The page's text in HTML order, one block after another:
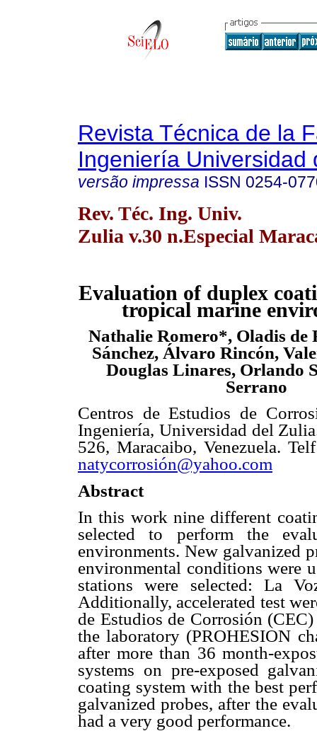
Revista Técnica de la
Ingeniería Universidad
versão impressa ISSN 0254-
Rev. Téc. Ing. Univ.
Zulia v.30 n.Especial
Evaluation of duplex
tropical marine
Nathalie Romero*, Oladis de
Sánchez, Álvaro Rincón,
Douglas Linares, Orlando
Serrano
Centros de Estudios de
Ingeniería, Universidad del
526, Maracaibo, Venezuela.
natycorrosión@yahoo.com
Abstract
In this work nine different
selected to perform the
environments. New galvanized
environmental conditions were
stations were selected: La
Additionally, accelerated test
de Estudios de Corrosión
the laboratory (PROHESION
after more than 36 month-
systems on pre-exposed
coating system with the best
galvanized probes, after the
had a very good performance.